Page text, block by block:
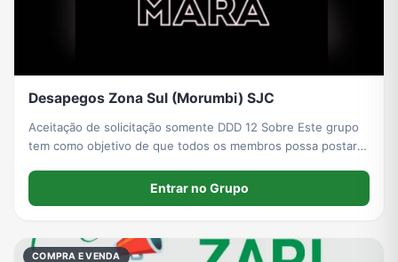
Desapegos Zona Sul (Morumbi) SJC
Aceitação de solicitação somente DDD 12 Sobre Este grupo
tem como objetivo de que todos os membros possa postar
Entrar no Grupo
COMPRA E VENDA